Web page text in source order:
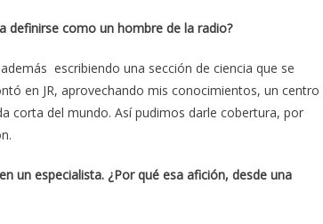
definirse como un hombre de la radio?
escribiendo una sección de ciencia que se
en JR, aprovechando mis conocimientos, un centro
corta del mundo. Así pudimos darle cobertura, por
un especialista. ¿Por qué esa afición, desde una